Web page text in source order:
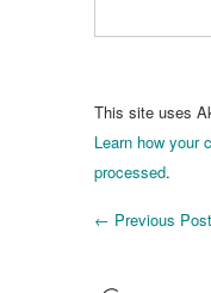
This site uses
Learn how your
processed.
← Previous Post